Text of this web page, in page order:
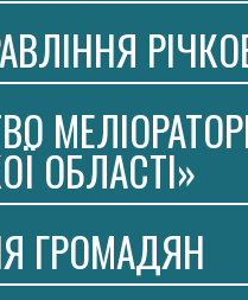
ОБЛАСТІ»
ГРОМАДЯН